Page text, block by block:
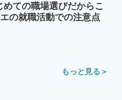
めての職場選びだからこ
の就職活動での注意点
もっと見る